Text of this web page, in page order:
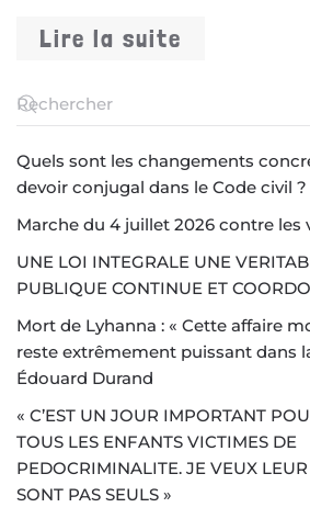
Lire la suite
Quels sont les changements
devoir conjugal dans le Code civil ?
Marche du 4 juillet 2026 contre les
UNE LOI INTEGRALE UNE
PUBLIQUE CONTINUE ET
Mort de Lyhanna : « Cette affaire
reste extrêmement puissant dans
Édouard Durand
« C’EST UN JOUR IMPORTANT
TOUS LES ENFANTS VICTIMES DE
PEDOCRIMINALITE. JE VEUX
SONT PAS SEULS »